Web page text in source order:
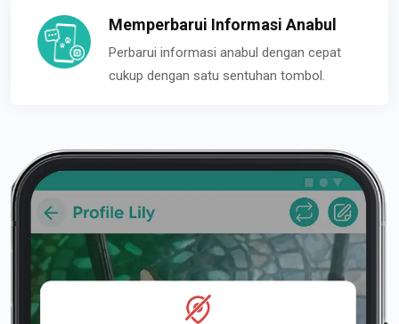
Memperbarui Informasi Anabul
Perbarui informasi anabul dengan cepat
cukup dengan satu sentuhan tombol.